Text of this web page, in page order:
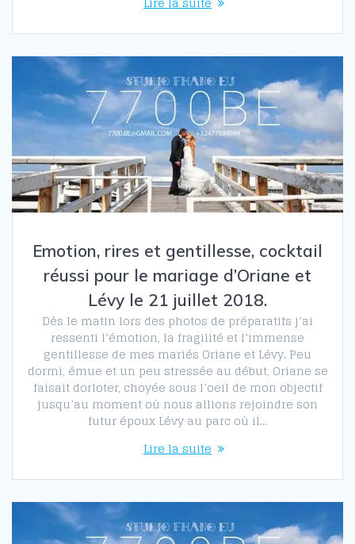
Emotion, rires et gentillesse, cocktail
réussi pour le mariage d’Oriane et
Lévy le 21 juillet 2018.
Dès le matin lors des photos de préparatifs j’ai
ressenti l’émotion, la fragilité et l’immense
gentillesse de mes mariés Oriane et Lévy. Peu
dormi, émue et un peu stressée au début, Oriane se
faisait dorloter, choyée sous l’oeil de mon objectif
jusqu’au moment où nous allions rejoindre son
futur époux Lévy au parc où il…
Lire la suite